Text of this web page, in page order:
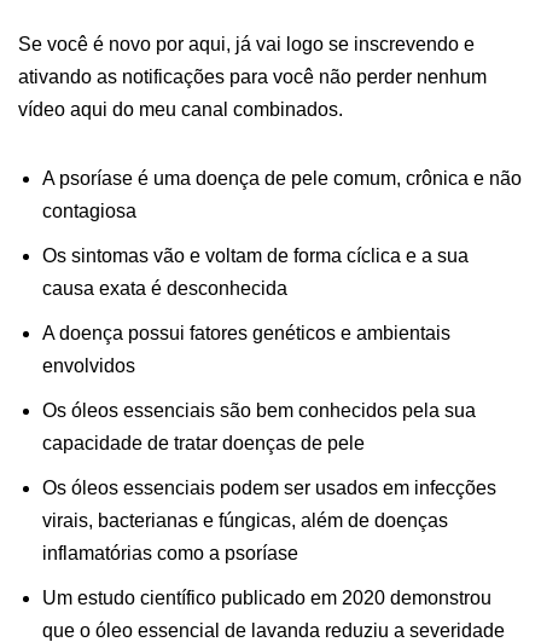
Se você é novo por aqui, já vai logo se inscrevendo e
ativando as notificações para você não perder nenhum
vídeo aqui do meu canal combinados.
A psoríase é uma doença de pele comum, crônica e não
contagiosa
Os sintomas vão e voltam de forma cíclica e a sua
causa exata é desconhecida
A doença possui fatores genéticos e ambientais
envolvidos
Os óleos essenciais são bem conhecidos pela sua
capacidade de tratar doenças de pele
Os óleos essenciais podem ser usados em infecções
virais, bacterianas e fúngicas, além de doenças
inflamatórias como a psoríase
Um estudo científico publicado em 2020 demonstrou
que o óleo essencial de lavanda reduziu a severidade